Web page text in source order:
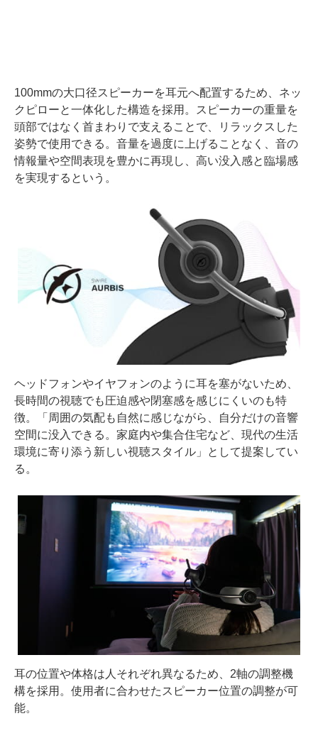
100mmの大口径スピーカーを耳元へ配置するため、ネッ
クピローと一体化した構造を採用。スピーカーの重量を
頭部ではなく首まわりで支えることで、リラックスした
姿勢で使用できる。音量を過度に上げることなく、音の
情報量や空間表現を豊かに再現し、高い没入感と臨場感
を実現するという。
ヘッドフォンやイヤフォンのように耳を塞がないため、
長時間の視聴でも圧迫感や閉塞感を感じにくいのも特
徴。「周囲の気配も自然に感じながら、自分だけの音響
空間に没入できる。家庭内や集合住宅など、現代の生活
環境に寄り添う新しい視聴スタイル」として提案してい
る。
耳の位置や体格は人それぞれ異なるため、2軸の調整機
構を採用。使用者に合わせたスピーカー位置の調整が可
能。